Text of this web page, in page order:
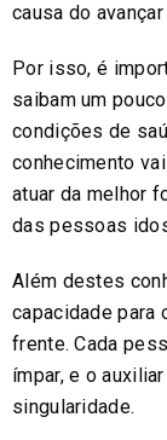
causa do
Por isso, é
saibam um
condições de
conhecimento
atuar da melhor
das pessoas
Além destes
capacidade para
frente. Cada
ímpar, e o
singularidade.